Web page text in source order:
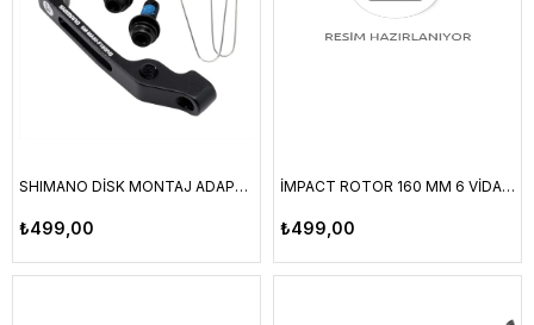
SHIMANO DİSK MONTAJ ADAPTÖRÜ 160MM SM-MA90-F160
₺499,00
İMPACT ROTOR 160 MM 6 VİDA KARTLI HS1 RAİNBOW
₺499,00